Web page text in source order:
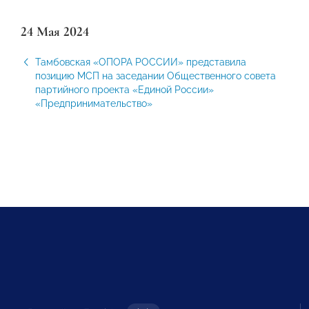
24 Мая 2024
Тамбовская «ОПОРА РОССИИ» представила
позицию МСП на заседании Общественного совета
партийного проекта «Единой России»
«Предпринимательство»